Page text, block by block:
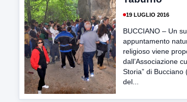
19 LUGLIO 2016
BUCCIANO – Un
appuntamento
religioso viene
dall’Associazione
Storia” di Bucciano
del...